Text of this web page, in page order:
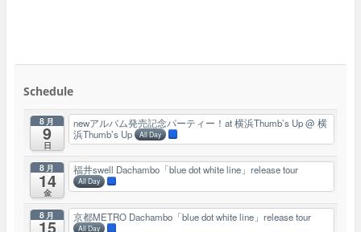
Schedule
8月
9
日
newアルバム発売記念パーティー！at 横浜Thumb’s Up@ 横
浜Thumb’s Up
All Day
8月
14
金
福井swell Dachambo「blue dot white line」release tour
All Day
8月 京都METRO Dachambo「blue dot white line」release tour
All Day